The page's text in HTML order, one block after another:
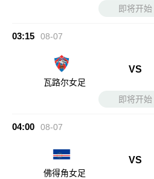
即将开始
03:15 08-07
瓦路尔女足
VS
即将开始
04:00 08-07
佛得角女足
VS